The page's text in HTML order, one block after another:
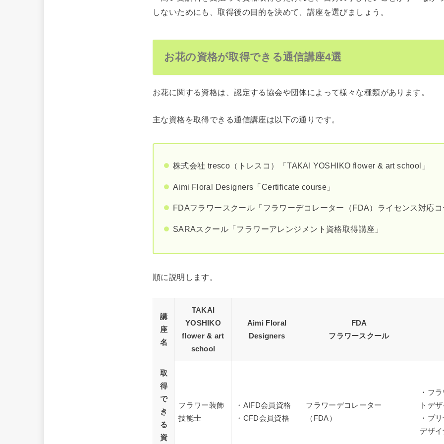
しないためにも、取得後の目的を決めて、講座を選びましょう。
お花の資格が取得できる通信講座4選
お花に関する資格は、認定する協会や団体によって様々な種類があります。
主な資格を取得できる通信講座は以下の通りです。
株式会社 tresco（トレスコ）「TAKAI YOSHIKO flower & art school」
Aimi Floral Designers「Certificate course」
FDAフラワースクール「フラワーデコレーター（FDA）ライセンス対応
SARAスクール「フラワーアレンジメント資格取得講座」
順に説明します。
講
座
名
TAKAI
YOSHIKO
flower & art
school
Aimi Floral
Designers
FDA
フラワースクール
取
得
で
き
る
資
フラワー装飾
技能士
・AIFD会員資格
・CFD会員資格
フラワーデコレーター
（FDA）
・フ
トデ
・プ
デザ